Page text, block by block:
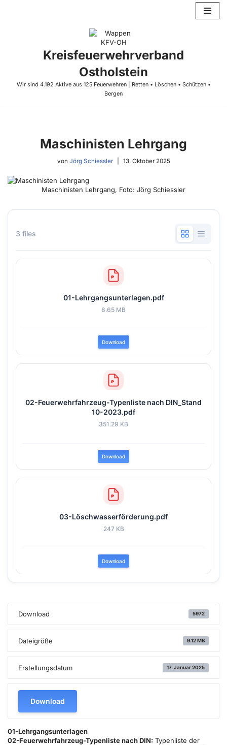
Kreisfeuerwehrverband
Ostholstein
Wir sind 4.192 Aktive aus 125 Feuerwehren | Retten • Löschen • Schützen •
Bergen
Maschinisten Lehrgang
von Jörg Schiessler 13. Oktober 2025
Maschinisten Lehrgang, Foto: Jörg Schiessler
3 files
01-Lehrgangsunterlagen.pdf
8.65 MB
Download
02-Feuerwehrfahrzeug-Typenliste nach DIN_Stand
10-2023.pdf
351.29 KB
Download
03-Löschwasserförderung.pdf
247 KB
Download
Download 5972
Dateigröße 9.12 MB
Erstellungsdatum 17. Januar 2025
Download
01-Lehrgangsunterlagen
02-Feuerwehrfahrzeug-Typenliste nach DIN: Typenliste der